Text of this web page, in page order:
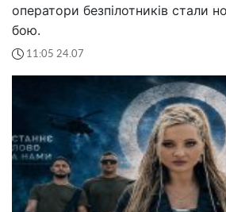
оператори безпілотників стали
бою.
11:05 24.07